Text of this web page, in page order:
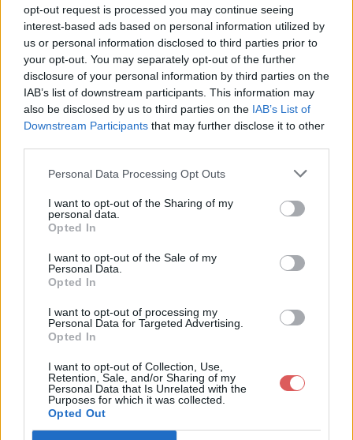
opt-out request is processed you may continue seeing
interest-based ads based on personal information utilized by
us or personal information disclosed to third parties prior to
your opt-out. You may separately opt-out of the further
disclosure of your personal information by third parties on the
IAB’s list of downstream participants. This information may
also be disclosed by us to third parties on the IAB’s List of
Downstream Participants that may further disclose it to other
Personal Data Processing Opt Outs
I want to opt-out of the Sharing of my
personal data.
Opted In
I want to opt-out of the Sale of my
Personal Data.
Opted In
I want to opt-out of processing my
Personal Data for Targeted Advertising.
Opted In
I want to opt-out of Collection, Use,
Retention, Sale, and/or Sharing of my
Personal Data that Is Unrelated with the
Purposes for which it was collected.
Opted Out
Partager le fichier Kiim.jpg sur le